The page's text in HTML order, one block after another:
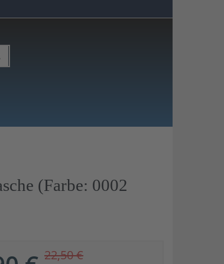
(Farbe: 0002
22,50 €